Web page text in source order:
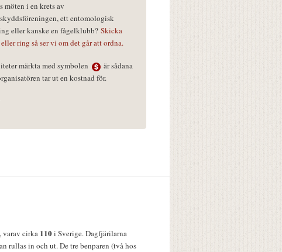
möten i en krets av
ett entomologisk
eller kanske en fågelklubb? Skicka
ring så ser vi om det går att ordna.
märkta med symbolen
är sådana
tar ut en kostnad för.
varav cirka 110i Sverige. Dagfjärilarna
rullas in och ut. De tre benparen (två hos